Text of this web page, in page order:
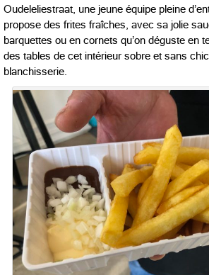
Oudeleliestraat, une jeune équipe pleine
propose des frites fraîches, avec sa jolie
barquettes ou en cornets qu’on déguste en
des tables de cet intérieur sobre et sans
blanchisserie.